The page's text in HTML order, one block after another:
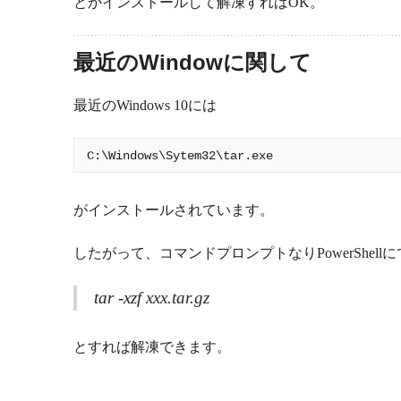
最近のWindowに関して
最近のWindows 10には
がインストールされています。
したがって、コマンドプロンプトなりPowerShellに
tar -xzf xxx.tar.gz
とすれば解凍できます。